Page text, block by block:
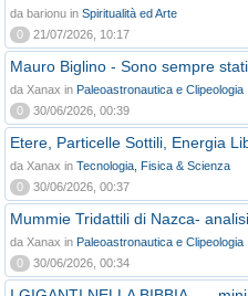
da barionu in Spiritualità ed Arte
0
21/07/2026, 10:17
Mauro Biglino - Sono sempre
da Xanax in Paleoastronautica e Clipeologia
0
30/06/2026, 00:39
Etere, Particelle Sottili, Energia
da Xanax in Tecnologia, Fisica & Scienza
0
30/06/2026, 00:37
Mummie Tridattili di Nazca-
da Xanax in Paleoastronautica e Clipeologia
0
30/06/2026, 00:34